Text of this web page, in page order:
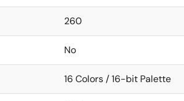
260
No
16 Colors / 16-bit Palette